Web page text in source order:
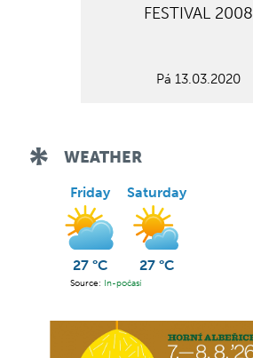
FESTIVAL 2008
Pá 13.03.2020
WEATHER
Friday
27 °C
Saturday
27 °C
Source: In-počasí